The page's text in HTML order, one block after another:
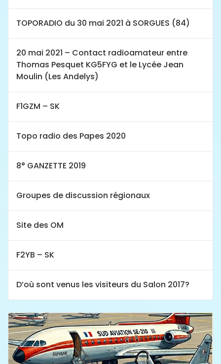
TOPORADIO du 30 mai 2021 à SORGUES (84)
20 mai 2021 – Contact radioamateur entre
Thomas Pesquet KG5FYG et le Lycée Jean
Moulin (Les Andelys)
F1GZM – SK
Topo radio des Papes 2020
8° GANZETTE 2019
Groupes de discussion régionaux
Site des OM
F2YB – SK
D’où sont venus les visiteurs du Salon 2017?